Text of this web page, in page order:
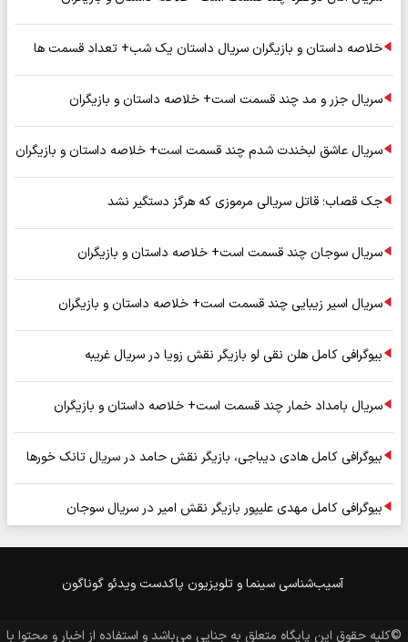
خلاصه داستان و بازیگران سریال داستان یک شب+ تعداد قسمت ها
سریال جزر و مد چند قسمت است+ خلاصه داستان و بازیگران
سریال عاشق لبخندت شدم چند قسمت است+ خلاصه داستان و بازیگران
جک قصاب؛ قاتل سریالی مرموزی که هرگز دستگیر نشد
سریال سوجان چند قسمت است+ خلاصه داستان و بازیگران
سریال اسیر زیبایی چند قسمت است+ خلاصه داستان و بازیگران
بیوگرافی کامل هلن نقی لو بازیگر نقش زویا در سریال غریبه
سریال بامداد خمار چند قسمت است+ خلاصه داستان و بازیگران
بیوگرافی کامل هادی دیباجی، بازیگر نقش حامد در سریال تانک خورها
بیوگرافی کامل مهدی علیپور بازیگر نقش امیر در سریال سوجان
آسیب‌شناسی سینما و تلویزیون پاکدست ویدئو گوناگون
©کلیه حقوق این پایگاه متعلق به جنایی می‌باشد و استفاده از اخبار و محتوا با